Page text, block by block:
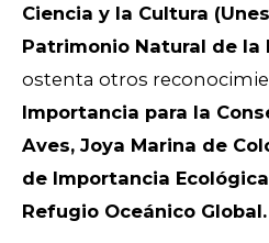
Ciencia y la Cultura
Patrimonio Natural de la
ostenta otros
Importancia para la
Aves, Joya Marina de
de Importancia
Refugio Oceánico Global.